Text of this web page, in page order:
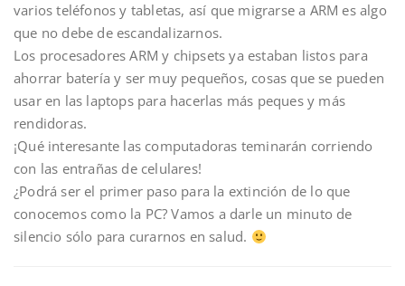
varios teléfonos y tabletas, así que migrarse a ARM es algo
que no debe de escandalizarnos.
Los procesadores ARM y chipsets ya estaban listos para
ahorrar batería y ser muy pequeños, cosas que se pueden
usar en las laptops para hacerlas más peques y más
rendidoras.
¡Qué interesante las computadoras teminarán corriendo
con las entrañas de celulares!
¿Podrá ser el primer paso para la extinción de lo que
conocemos como la PC? Vamos a darle un minuto de
silencio sólo para curarnos en salud.